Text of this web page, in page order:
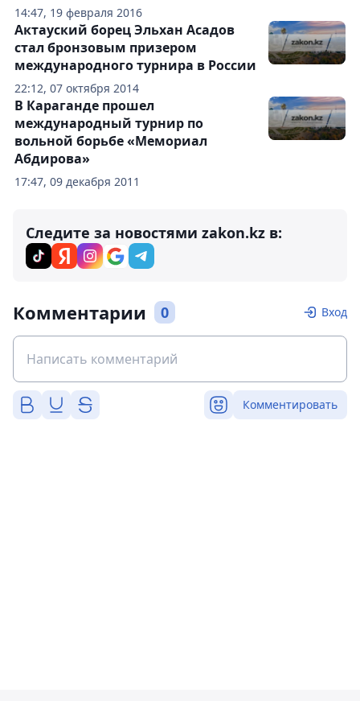
14:47, 19 февраля 2016
22:12, 07 октября 2014
Актауский борец Эльхан Асадов
стал бронзовым призером
международного турнира в России
17:47, 09 декабря 2011
В Караганде прошел
международный турнир по
вольной борьбе «Мемориал
Абдирова»
Следите за новостями zakon.kz в:
Комментарии 0 Вход
Комментировать